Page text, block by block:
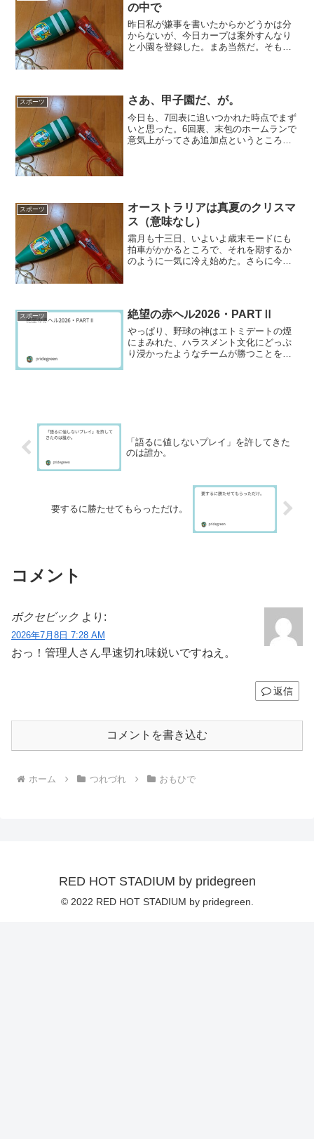
の中で
昨日私が嫌事を書いたからかどうかは分
からないが、今日カープは案外すんなり
と小園を登録した。まあ当然だ。そもそ
だ。ここで妙な真似をしたら...
スポーツ さあ、甲子園だ、が。
今日も、7回表に追いつかれた時点でまず
いと思った。6回裏、末包のホームランで
意気上がってさあ追加点というところで
スポーツ
オーストラリアは真夏のクリスマ
ス（意味なし）
霜月も十三日、いよいよ歳末モードにも
拍車がかかるところで、それを期するか
のように一気に冷え始めた。さらに今日
スポーツ 絶望の赤ヘル2026・PARTⅡ
やっぱり、野球の神はエトミデートの煙
にまみれた、ハラスメント文化にどっぷ
り浸かったようなチームが勝つことをお
「語るに値しないプレイ」を許してきた
のは誰か。
要するに勝たせてもらっただけ。
コメント
ボクセビック より:
2026年7月8日 7:28 AM
おっ！管理人さん早速切れ味鋭いですねえ。
返信
コメントを書き込む
ホーム つれづれ おもひで
RED HOT STADIUM by pridegreen
© 2022 RED HOT STADIUM by pridegreen.